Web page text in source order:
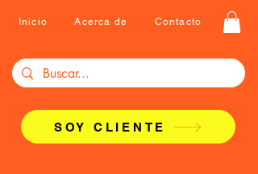
Inicio Acerca de Contacto
SOY CLIENTE